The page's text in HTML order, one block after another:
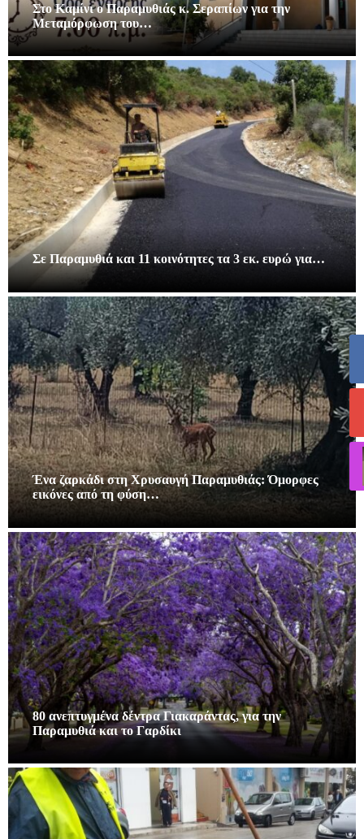
Στο Καμίνι ο Παραμυθιάς κ. Σεραπίων για την
Μεταμόρφωση του…
Σε Παραμυθιά και 11 κοινότητες τα 3 εκ. ευρώ για…
Ένα ζαρκάδι στη Χρυσαυγή Παραμυθιάς: Όμορφες
εικόνες από τη φύση…
80 ανεπτυγμένα δέντρα Γιακαράντας, για την
Παραμυθιά και το Γαρδίκι